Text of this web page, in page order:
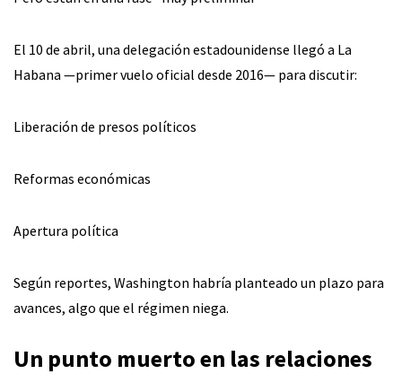
El 10 de abril, una delegación estadounidense llegó a La
Habana —primer vuelo oficial desde 2016— para discutir:
Liberación de presos políticos
Reformas económicas
Apertura política
Según reportes, Washington habría planteado un plazo para
avances, algo que el régimen niega.
Un punto muerto en las relaciones